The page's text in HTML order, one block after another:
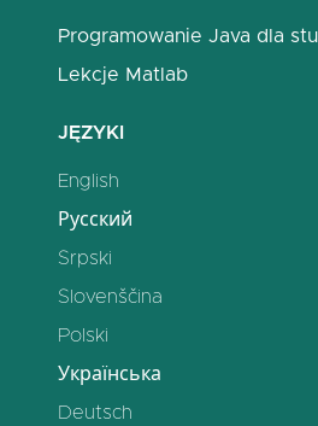
Programowanie Java dla
Lekcje Matlab
JĘZYKI
English
Русский
Srpski
Slovenščina
Polski
Українська
Deutsch